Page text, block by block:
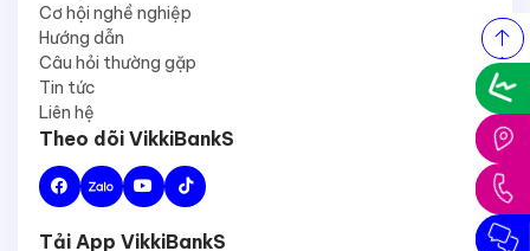
Cơ hội nghề nghiệp
Hướng dẫn
Câu hỏi thường gặp
Tin tức
Liên hệ
Theo dõi VikkiBankS
Tải App VikkiBankS